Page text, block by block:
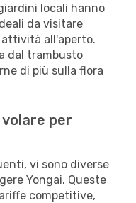
locali hanno
da visitare
all'aperto.
dal trambusto
di più sulla flora
per
vi sono diverse
Yongai. Queste
competitive,